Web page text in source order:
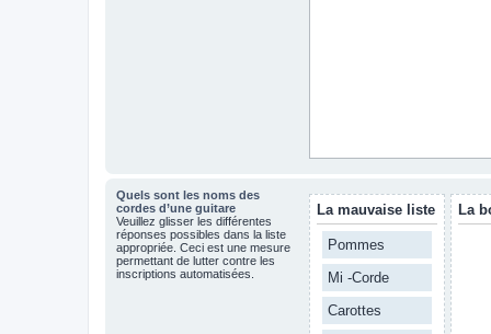
Quels sont les noms des
cordes d’une guitare
Veuillez glisser les différentes
réponses possibles dans la liste
appropriée. Ceci est une mesure
permettant de lutter contre les
inscriptions automatisées.
La mauvaise liste
Pommes
Mi -Corde
Carottes
La